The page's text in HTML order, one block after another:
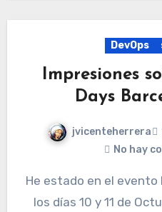
DevOps
Impresiones
Days
jvicenteherrera
No hay
He estado en el evento Barcelona ​DevOps Days
los días 10 y 11 de